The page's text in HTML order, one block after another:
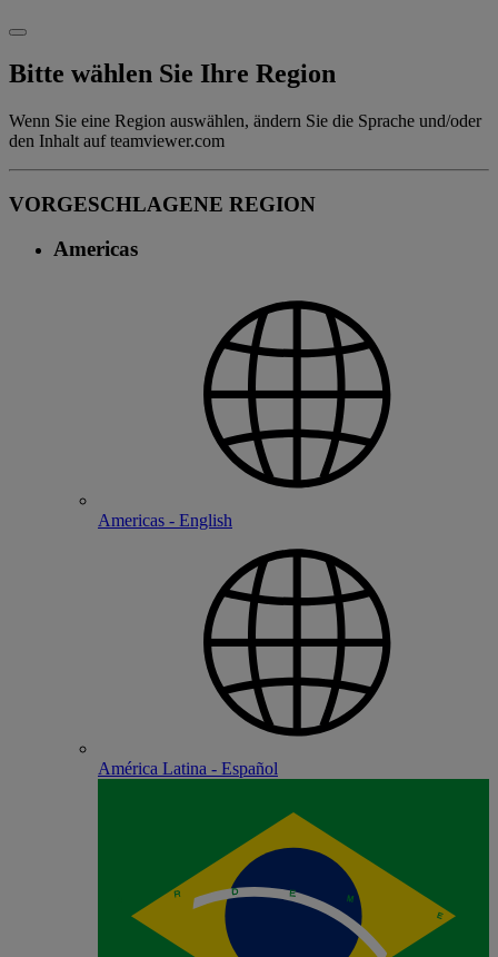
Bitte wählen Sie Ihre Region
Wenn Sie eine Region auswählen, ändern Sie die Sprache und/oder
den Inhalt auf teamviewer.com
VORGESCHLAGENE REGION
Americas
Americas - English
América Latina - Español